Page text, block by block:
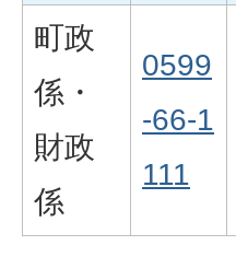
町政
係・
財政
係
0599
-66-1
111